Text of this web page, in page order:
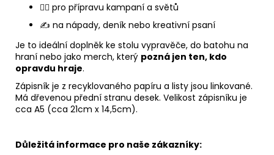
🧙‍♂️ pro přípravu kampaní a světů
✍️ na nápady, deník nebo kreativní psaní
Je to ideální doplněk ke stolu vypravěče, do batohu na
hraní nebo jako merch, který pozná jen ten, kdo
opravdu hraje.
Zápisník je z recyklovaného papíru a listy jsou linkované.
Má dřevenou přední stranu desek. Velikost zápisníku je
cca A5 (cca 21cm x 14,5cm).
Důležitá informace pro naše zákazníky: